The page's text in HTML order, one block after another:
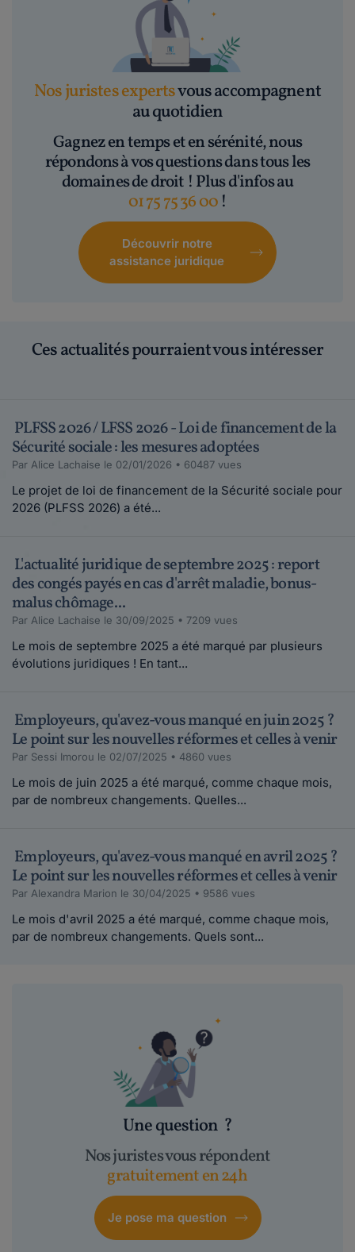
Nos juristes expertsvous accompagnent
au quotidien
Gagnez en temps et en sérénité, nous
répondons à vos questions dans tous les
domaines de droit ! Plus d'infos au
01 75 75 36 00 !
Découvrir notre
assistance juridique
Ces actualités pourraient vous intéresser
PLFSS 2026 / LFSS 2026 - Loi de financement de la
Sécurité sociale : les mesures adoptées
Par Alice Lachaise le 02/01/2026 • 60487 vues
Le projet de loi de financement de la Sécurité sociale pour
2026 (PLFSS 2026) a été...
L'actualité juridique de septembre 2025 : report
des congés payés en cas d'arrêt maladie, bonus-
malus chômage...
Par Alice Lachaise le 30/09/2025 • 7209 vues
Le mois de septembre 2025 a été marqué par plusieurs
évolutions juridiques ! En tant...
Employeurs, qu'avez-vous manqué en juin 2025 ?
Le point sur les nouvelles réformes et celles à venir
Par Sessi Imorou le 02/07/2025 • 4860 vues
Le mois de juin 2025 a été marqué, comme chaque mois,
par de nombreux changements. Quelles...
Employeurs, qu'avez-vous manqué en avril 2025 ?
Le point sur les nouvelles réformes et celles à venir
Par Alexandra Marion le 30/04/2025 • 9586 vues
Le mois d'avril 2025 a été marqué, comme chaque mois,
par de nombreux changements. Quels sont...
Une question ?
Nos juristes vous répondent
gratuitement en 24h
Je pose ma question